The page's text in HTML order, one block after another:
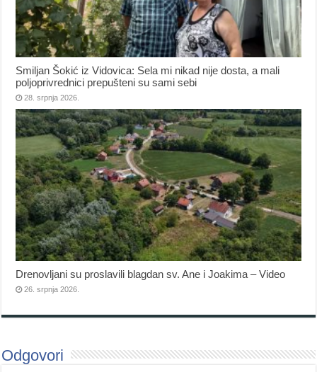
Smiljan Šokić iz Vidovica: Sela mi nikad nije dosta, a mali
poljoprivrednici prepušteni su sami sebi
28. srpnja 2026.
Drenovljani su proslavili blagdan sv. Ane i Joakima – Video
26. srpnja 2026.
Odgovori